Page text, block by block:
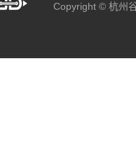
Copyright © 杭州